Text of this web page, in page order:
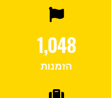
1,048
הזמנות